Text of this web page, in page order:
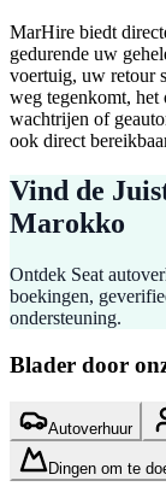
MarHire biedt
gedurende uw
voertuig, uw retour
weg tegenkomt, het
wachtrijen of
ook direct
Vind de
Marokko
Ontdek Seat
boekingen,
ondersteuning.
Blader door
Autoverhuur
Dingen om te